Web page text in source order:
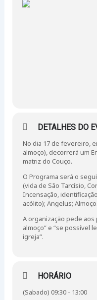
DETALHES DO
No dia 17 de fevereiro,
almoço), decorrerá um
matriz do Couço.
O Programa será o
(vida de São Tarcísio,
Incensação,
acólito); Angelus; Almoço.
A organização pede aos
almoço” e “se possível
igreja”.
HORÁRIO
(Sabado) 09:30 - 13:00